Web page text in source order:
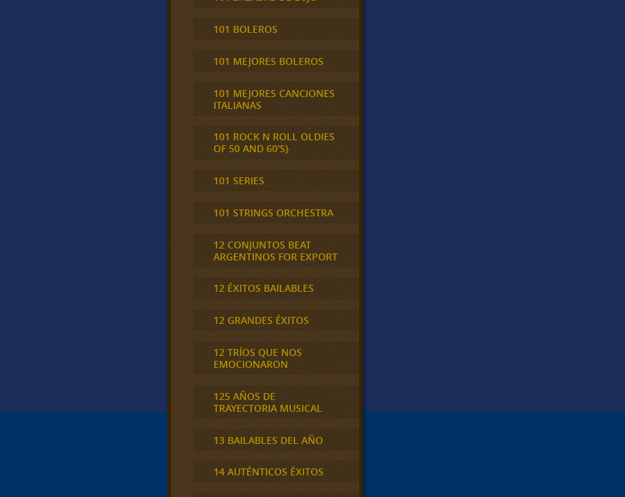
101 BOLEROS
101 MEJORES BOLEROS
101 MEJORES CANCIONES
ITALIANAS
101 ROCK N ROLL OLDIES
OF 50 AND 60'S}
101 SERIES
101 STRINGS ORCHESTRA
12 CONJUNTOS BEAT
ARGENTINOS FOR EXPORT
12 ÉXITOS BAILABLES
12 GRANDES ÉXITOS
12 TRÍOS QUE NOS
EMOCIONARON
125 AÑOS DE
TRAYECTORIA MUSICAL
13 BAILABLES DEL AÑO
14 AUTÉNTICOS ÉXITOS